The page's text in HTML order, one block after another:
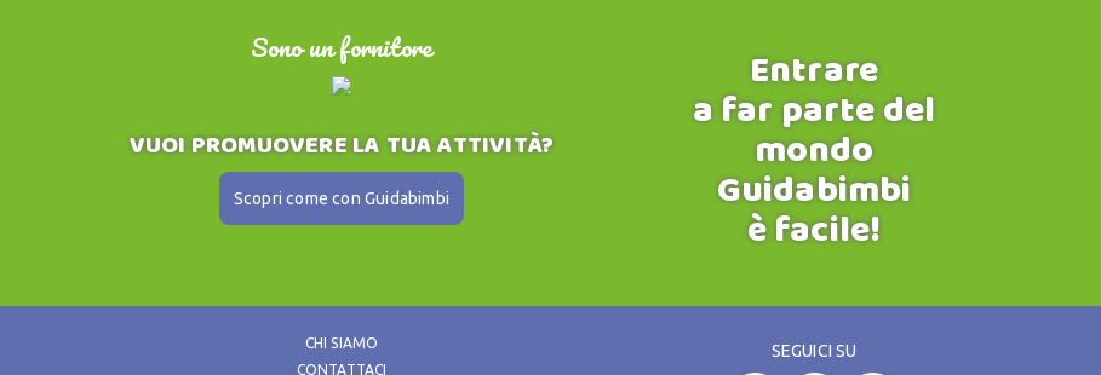
Entrare
a far parte del
mondo
Guidabimbi
è facile!
Sono un fornitore
VUOI PROMUOVERE LA TUA ATTIVITÀ?
Scopri come con Guidabimbi
CHI SIAMO
CONTATTACI
SEGUICI SU